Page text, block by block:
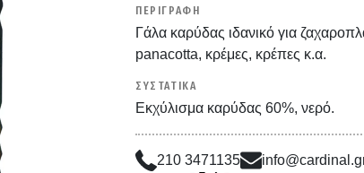
ΠΕΡΙΓΡΑΦΗ
Γάλα καρύδας ιδανικό για
panacotta, κρέμες, κρέπες κ.α.
ΣΥΣΤΑΤΙΚΑ
Εκχύλισμα καρύδας 60%, νερό.
210 3471135